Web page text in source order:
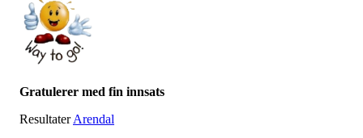
Gratulerer med fin innsats
ResultaterArendal